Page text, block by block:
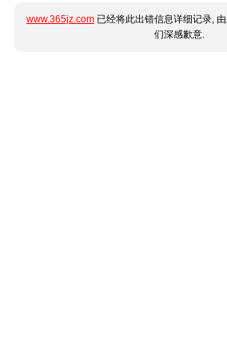
www.365jz.com 已经将此出错信息详细记录,
们深感歉意.